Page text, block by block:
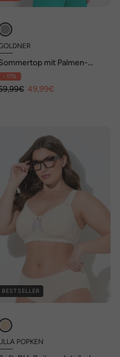
mit Palmen-
- 17%
49,99€
BESTSELLER
POPKEN